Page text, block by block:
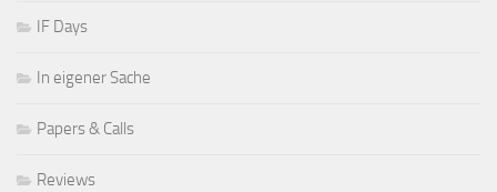
IF Days
In eigener Sache
Papers & Calls
Reviews